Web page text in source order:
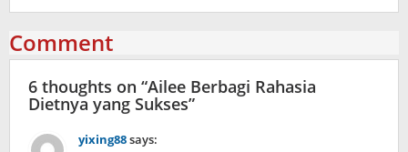
Comment
6 thoughts on “Ailee Berbagi Rahasia
Dietnya yang Sukses”
yixing88says: